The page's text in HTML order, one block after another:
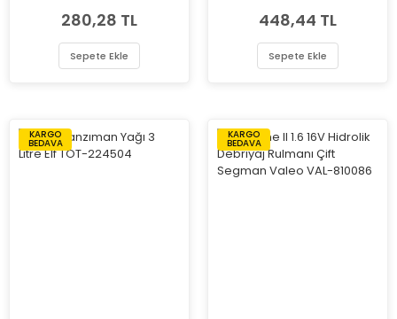
280,28 TL
Sepete Ekle
448,44 TL
Sepete Ekle
KARGO
BEDAVA
KARGO
BEDAVA